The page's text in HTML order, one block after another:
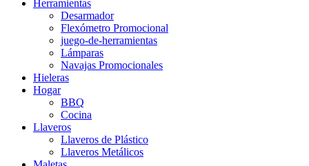
Herramientas
Desarmador
Flexómetro Promocional
juego-de-herramientas
Lámparas
Navajas Promocionales
Hieleras
Hogar
BBQ
Cocina
Llaveros
Llaveros de Plástico
Llaveros Metálicos